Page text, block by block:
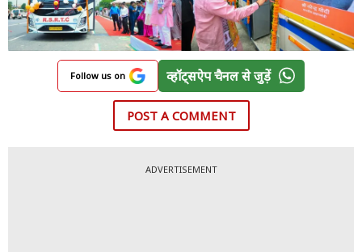
Follow us on व्हॉट्सऐप चैनल से जुड़ें
POST A COMMENT
ADVERTISEMENT